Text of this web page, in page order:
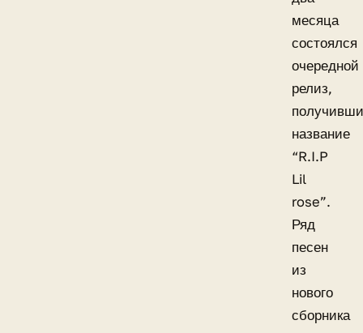
месяца
состоялся
очередной
релиз,
название
“R.I.P
Lil
rose”.
Ряд
песен
из
нового
сборника